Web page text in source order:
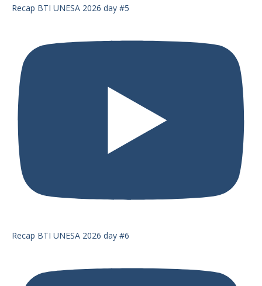
Recap BTI UNESA 2026 day #5
Recap BTI UNESA 2026 day #6